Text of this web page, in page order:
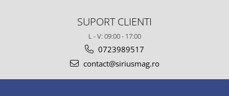
SUPORT CLIENTI
L - V: 09:00 - 17:00
0723989517
contact@siriusmag.ro